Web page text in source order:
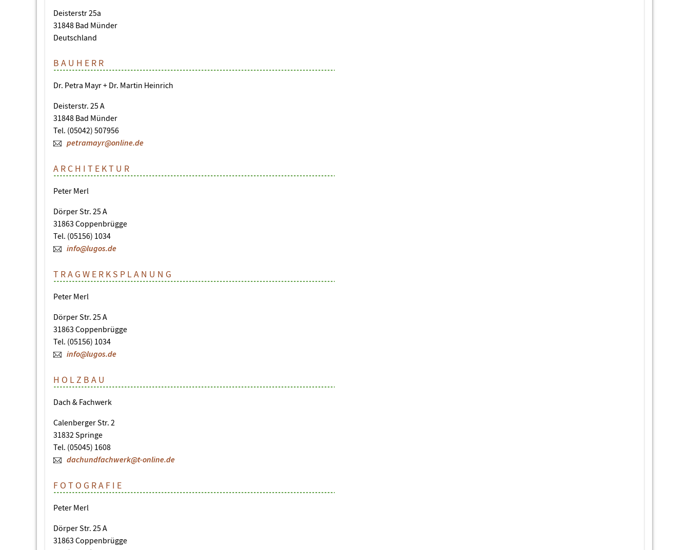
Deisterstr 25a
31848 Bad Münder
Deutschland
BAUHERR
Dr. Petra Mayr + Dr. Martin Heinrich
Deisterstr. 25 A
31848 Bad Münder
Tel. (05042) 507956
petramayr@online.de
ARCHITEKTUR
Peter Merl
Dörper Str. 25 A
31863 Coppenbrügge
Tel. (05156) 1034
info@lugos.de
TRAGWERKSPLANUNG
Peter Merl
Dörper Str. 25 A
31863 Coppenbrügge
Tel. (05156) 1034
info@lugos.de
HOLZBAU
Dach & Fachwerk
Calenberger Str. 2
31832 Springe
Tel. (05045) 1608
dachundfachwerk@t-online.de
FOTOGRAFIE
Peter Merl
Dörper Str. 25 A
31863 Coppenbrügge